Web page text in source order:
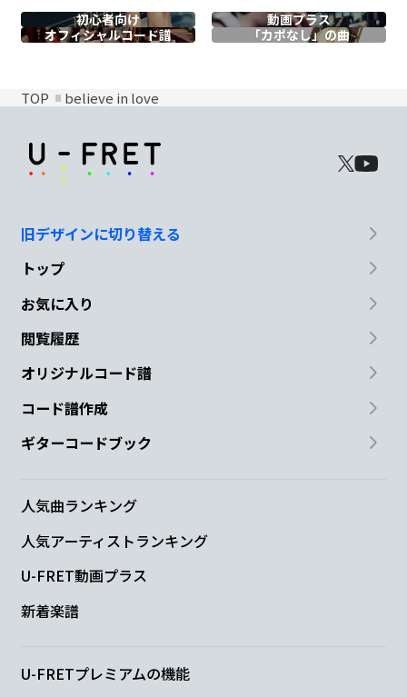
初心者向け
動画プラス
オフィシャルコード譜 「カポなし」の曲
TOP believe in love
旧デザインに切り替える
トップ
お気に入り
閲覧履歴
オリジナルコード譜
コード譜作成
ギターコードブック
人気曲ランキング
人気アーティストランキング
U-FRET動画プラス
新着楽譜
U-FRETプレミアムの機能